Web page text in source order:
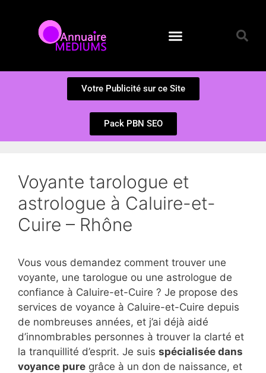
Votre Publicité sur ce Site
Pack PBN SEO
Voyante tarologue et
astrologue à Caluire-et-
Cuire – Rhône
Vous vous demandez comment trouver une
voyante, une tarologue ou une astrologue de
confiance à Caluire-et-Cuire ? Je propose des
services de voyance à Caluire-et-Cuire depuis
de nombreuses années, et j’ai déjà aidé
d’innombrables personnes à trouver la clarté et
la tranquillité d’esprit. Je suis spécialisée dans
voyance pure grâce à un don de naissance, et